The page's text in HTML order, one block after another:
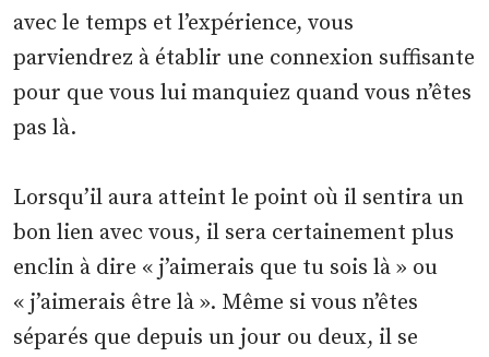
avec le temps et l’expérience, vous
parviendrez à établir une connexion suffisante
pour que vous lui manquiez quand vous n’êtes
pas là.
Lorsqu’il aura atteint le point où il sentira un
bon lien avec vous, il sera certainement plus
enclin à dire « j’aimerais que tu sois là » ou
« j’aimerais être là ». Même si vous n’êtes
séparés que depuis un jour ou deux, il se